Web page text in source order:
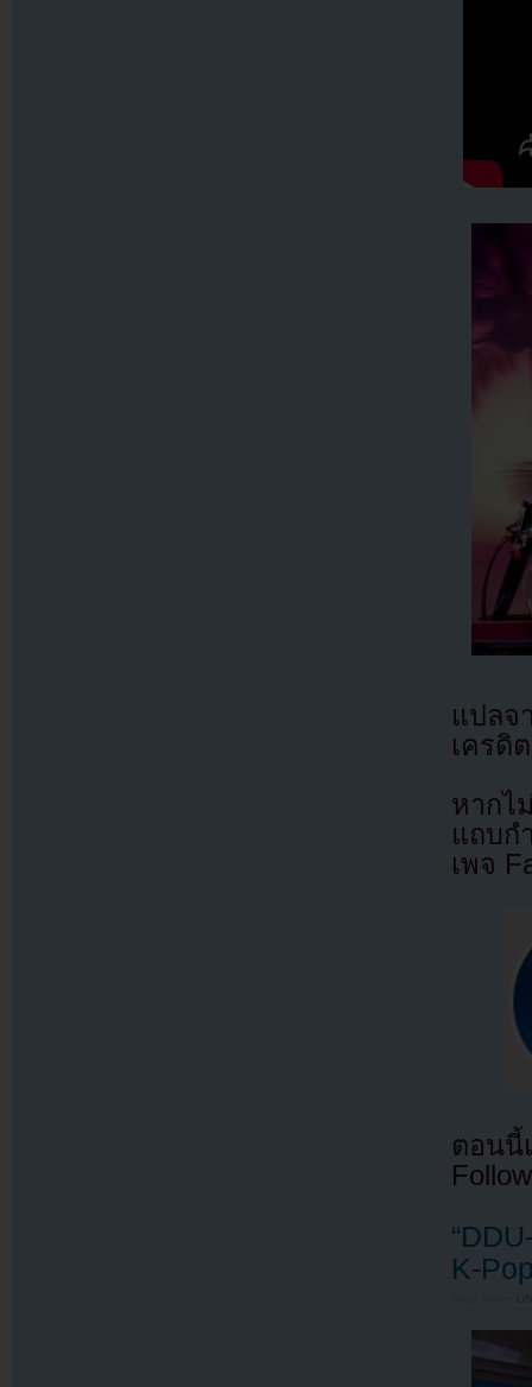
แปล
เครดิ
หากไ
แถบก
เพจ
ตอนนี้
K-